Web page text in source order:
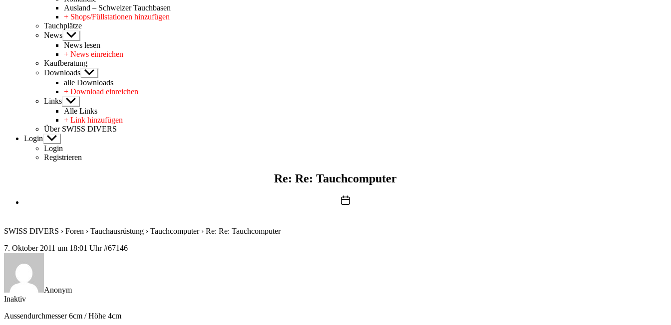
Ausland – Schweizer Tauchbasen
+ Shops/Füllstationen hinzufügen
Tauchplätze
News Untermenü
anzeigen
News lesen
+ News einreichen
Kaufberatung
Downloads Untermenü
anzeigen
alle Downloads
+ Download einreichen
Links Untermenü
anzeigen
Alle Links
+ Link hinzufügen
Über SWISS DIVERS
Login Untermenü
anzeigen
Login
Registrieren
Re: Re: Tauchcomputer
Beitragsdatum
SWISS DIVERS › Foren › Tauchausrüstung › Tauchcomputer › Re: Re: Tauchcomputer
7. Oktober 2011 um 18:01 Uhr #67146
Anonym
Inaktiv
Aussendurchmesser 6cm / Höhe 4cm